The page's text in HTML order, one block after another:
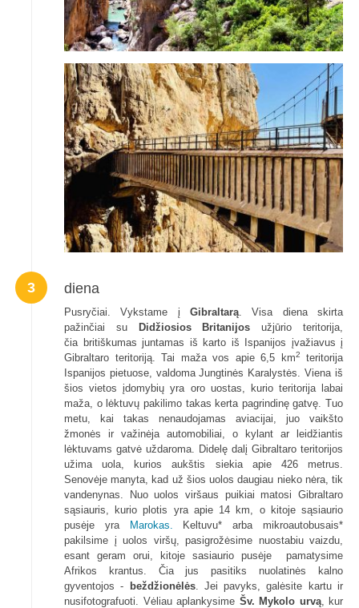
3 diena
Pusryčiai. Vykstame į Gibraltarą . Visa diena skirta
pažinčiai su Didžiosios Britanijos užjūrio teritorija,
čia britiškumas juntamas iš karto iš Ispanijos įvažiavus į
Gibraltaro teritoriją. Tai maža vos apie 6,5 km2
teritorija
Ispanijos pietuose, valdoma Jungtinės Karalystės. Viena iš
šios vietos įdomybių yra oro uostas, kurio teritorija labai
maža, o lėktuvų pakilimo takas kerta pagrindinę gatvę. Tuo
metu, kai takas nenaudojamas aviacijai, juo vaikšto
žmonės ir važinėja automobiliai, o kylant ar leidžiantis
lėktuvams gatvė uždaroma. Didelę dalį Gibraltaro teritorijos
užima uola, kurios aukštis siekia apie 426 metrus.
Senovėje manyta, kad už šios uolos daugiau nieko nėra, tik
vandenynas. Nuo uolos viršaus puikiai matosi Gibraltaro
sąsiauris, kurio plotis yra apie 14 km, o kitoje sąsiaurio
pusėje yra Marokas.
Keltuvu* arba mikroautobusais*
pakilsime į uolos viršų, pasigrožėsime nuostabiu vaizdu,
esant geram orui, kitoje sasiaurio pusėje pamatysime
Afrikos krantus. Čia jus pasitiks nuolatinės kalno
gyventojos - beždžionėlės. Jei pavyks, galėsite kartu ir
nusifotografuoti. Vėliau aplankysime Šv. Mykolo urvą, kur